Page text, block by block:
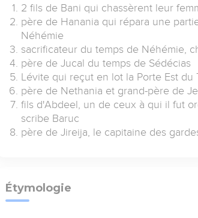
2 fils de Bani qui chassèrent leur
père de Hanania qui répara une
Néhémie
sacrificateur du temps de Néhémie,
père de Jucal du temps de Sédécias
Lévite qui reçut en lot la Porte Est du
père de Nethania et grand-père de
fils d'Abdeel, un de ceux à qui il fut
scribe Baruc
père de Jireija, le capitaine des
Étymologie